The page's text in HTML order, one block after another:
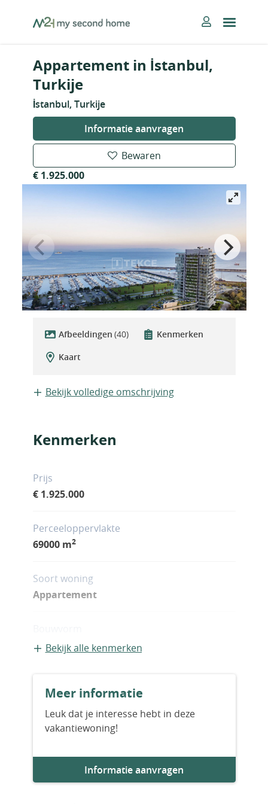
MySecondHome
Appartement in İstanbul,
Turkije
İstanbul, Turkije
Informatie aanvragen
Bewaren
€ 1.925.000
Afbeeldingen (40)
Kenmerken
Kaart
Bekijk volledige omschrijving
Kenmerken
Prijs
€ 1.925.000
Perceeloppervlakte
69000 m2
Soort woning
Appartement
Bestaande bouw
2025
Aantal slaapkamers
Aantal badkamers
Bekijk alle kenmerken
Meer informatie
Leuk dat je interesse hebt in deze
vakantiewoning!
Informatie aanvragen